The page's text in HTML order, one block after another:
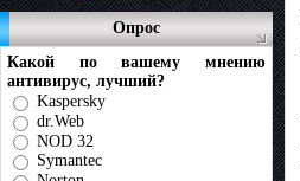
Опрос
Какой по вашему мнению
антивирус, лучший?
Kaspersky
dr.Web
NOD 32
Symantec